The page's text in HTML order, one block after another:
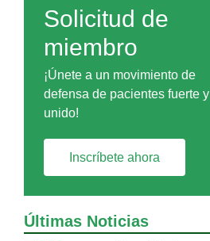
Solicitud de
miembro
¡Únete a un movimiento de
defensa de pacientes fuerte y
unido!
Inscríbete ahora
Últimas Noticias